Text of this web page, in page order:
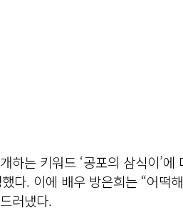
하는 키워드 ‘공포의 삼식이’
다. 이에 배우 방은희는 “어떡
러냈다.